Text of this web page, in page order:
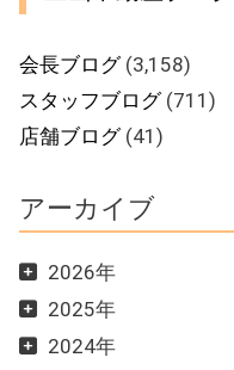
会長ブログ(3,158)
スタッフブログ(711)
店舗ブログ(41)
アーカイブ
2026年
2025年
2024年